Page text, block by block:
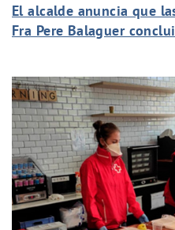
El alcalde anuncia que
Fra Pere Balaguer